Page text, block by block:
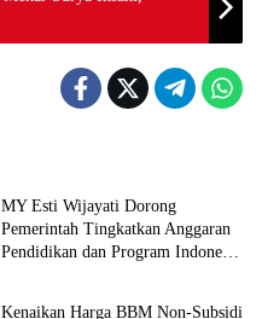
MY Esti Wijayati Dorong
Pemerintah Tingkatkan Anggaran
Pendidikan dan Program Indonesia
Berita
Kenaikan Harga BBM Non-Subsidi